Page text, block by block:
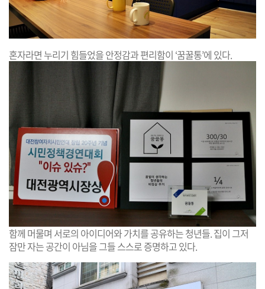
혼자라면 누리기 힘들었을 안정감과 편리함이 ‘꿈꿀통’에 있다.
함께 머물며 서로의 아이디어와 가치를 공유하는 청년들. 집이 그저
잠만 자는 공간이 아님을 그들 스스로 증명하고 있다.